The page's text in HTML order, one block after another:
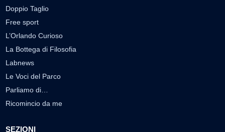
Doppio Taglio
Free sport
L’Orlando Curioso
La Bottega di Filosofia
Labnews
Le Voci del Parco
Parliamo di…
Ricomincio da me
SEZIONI